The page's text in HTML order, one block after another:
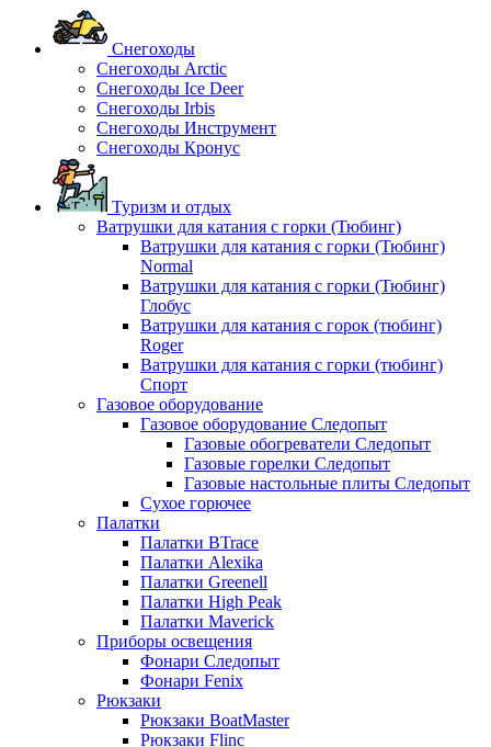
Снегоходы
Снегоходы Arctic
Снегоходы Ice Deer
Снегоходы Irbis
Снегоходы Инструмент
Снегоходы Кронус
Туризм и отдых
Ватрушки для катания с горки (Тюбинг)
Ватрушки для катания с горки (Тюбинг)
Normal
Ватрушки для катания с горки (Тюбинг)
Глобус
Ватрушки для катания с горок (тюбинг)
Roger
Ватрушки для катания с горки (тюбинг)
Спорт
Газовое оборудование
Газовое оборудование Следопыт
Газовые обогреватели Следопыт
Газовые горелки Следопыт
Газовые настольные плиты Следопыт
Сухое горючее
Палатки
Палатки BTrace
Палатки Alexika
Палатки Greenell
Палатки High Peak
Палатки Maverick
Приборы освещения
Фонари Следопыт
Фонари Fenix
Рюкзаки
Рюкзаки BoatMaster
Рюкзаки Flinc